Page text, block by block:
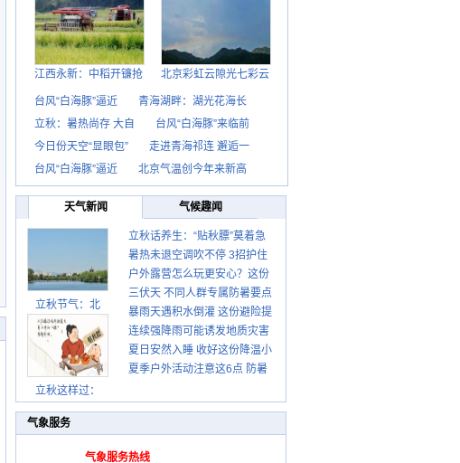
江西永新：中稻开镰抢 北京彩虹云隙光七彩云
台风“白海豚”逼近
青海湖畔：湖光花海长
立秋：暑热尚存 大自
台风“白海豚”来临前
今日份天空“显眼包”
走进青海祁连 邂逅一
台风“白海豚”逼近
北京气温创今年来新高
天气新闻 气候趣闻
立秋节气：北
立秋这样过：
立秋话养生：“贴秋膘”莫着急
先清暑再防燥
暑热未退空调吹不停 3招护住
肩颈不酸痛
户外露营怎么玩更安心？这份
攻略请收好
三伏天 不同人群专属防暑要点
请收好
暴雨天遇积水倒灌 这份避险提
示请收好
连续强降雨可能诱发地质灾害
这些前兆要知道
夏日安然入睡 收好这份降温小
贴士
夏季户外活动注意这6点 防暑
气象服务
气象服务热线